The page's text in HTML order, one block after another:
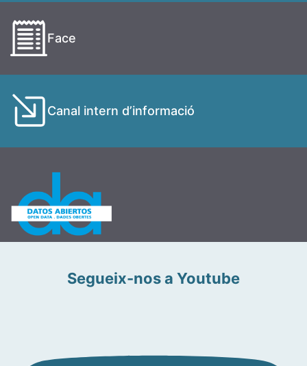
Face
Canal intern d’informació
Segueix-nos a Youtube